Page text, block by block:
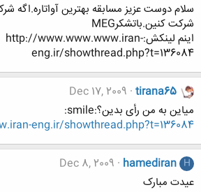
سلام دوست عزیز مسابقه بهترین آواتاره.اگه
شرکت کنین.باتشکرMEG
اینم لینکش:http://www.www.www.iran-
eng.ir/showthread.php?t=136084
tirana65
Dec 17, 2009
میاین به من رأی بدین؟:smile:
eng.ir/showthread.php?t=136084
H
hamediran
Dec 8, 2009
عیدت مبارک